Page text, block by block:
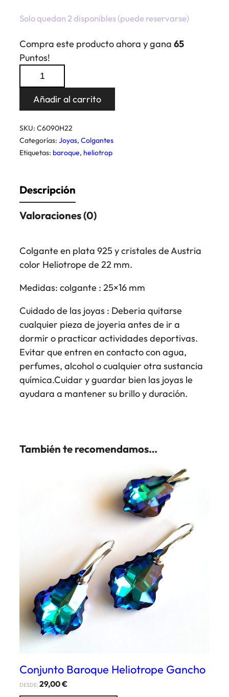
Solo quedan 2 disponibles (puede reservarse)
Compra este producto ahora y gana 65
Puntos!
Colgante
Baroque
Heliotrope
cantidad
Añadir al carrito
SKU: C6090H22
Categorías: Joyas, Colgantes
Etiquetas: baroque, heliotrop
Descripción
Valoraciones (0)
Colgante en plata 925 y cristales de Austria
color Heliotrope de 22 mm.
Medidas: colgante : 25×16 mm
Cuidado de las joyas : Deberia quitarse
cualquier pieza de joyeria antes de ir a
dormir o practicar actividades deportivas.
Evitar que entren en contacto con agua,
perfumes, alcohol o cualquier otra sustancia
química.Cuidar y guardar bien las joyas le
ayudara a mantener su brillo y duración.
También te recomendamos…
Conjunto Baroque Heliotrope Gancho
DESDE: 29,00€